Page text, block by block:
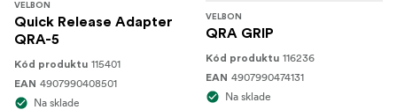
VELBON
Quick Release Adapter
QRA-5
Kód produktu 115401
EAN 4907990408501
Na sklade
VELBON
QRA GRIP
Kód produktu 116236
EAN 4907990474131
Na sklade